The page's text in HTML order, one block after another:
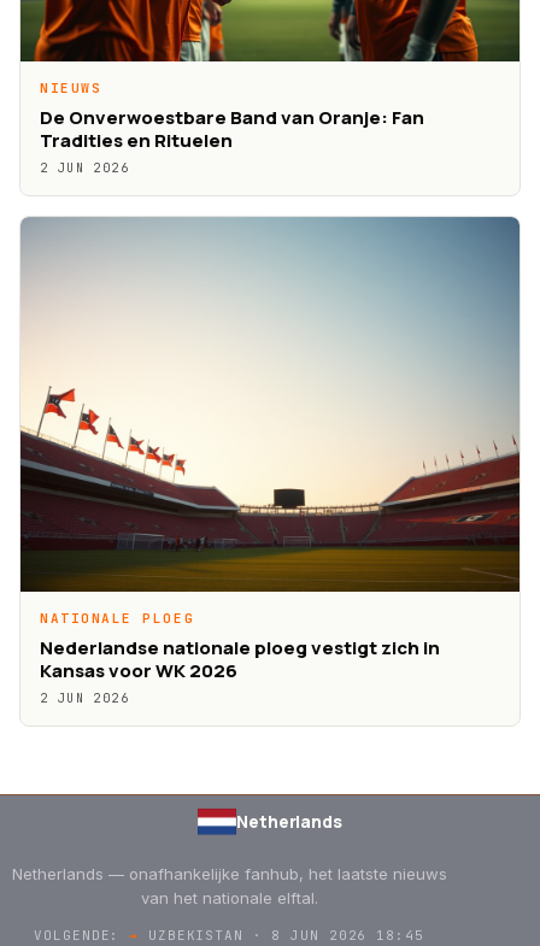
NIEUWS
De Onverwoestbare Band van Oranje: Fan
Tradities en Rituelen
2 JUN 2026
NATIONALE PLOEG
Nederlandse nationale ploeg vestigt zich in
Kansas voor WK 2026
2 JUN 2026
Netherlands
Netherlands — onafhankelijke fanhub, het laatste nieuws
van het nationale elftal.
VOLGENDE:→ UZBEKISTAN · 8 JUN 2026 18:45